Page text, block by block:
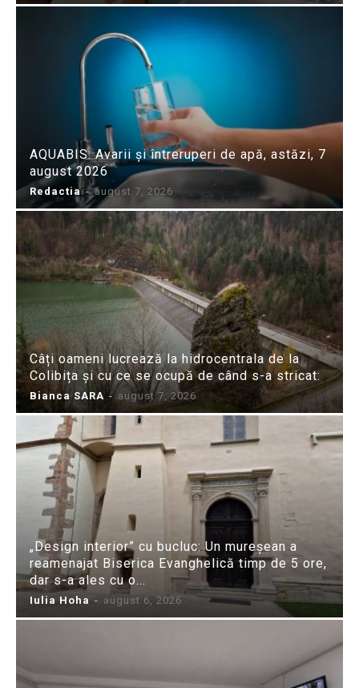
AQUABIS: Avarii și întreruperi de apă, astăzi, 7
august 2026
Redactia - august 7, 2026
Câți oameni lucrează la hidrocentrala de la
Colibița și cu ce se ocupă de când s-a stricat:
Bianca SARA - august 7, 2026
„Design interior” cu bucluc: Un mureșean a
reamenajat Biserica Evanghelică timp de 5 ore,
dar s-a ales cu o...
Iulia Hoha - august 6, 2026